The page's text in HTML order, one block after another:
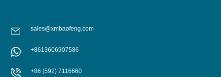
sales@xmbaofeng.com
+8613606907586
+86 (592) 7116660